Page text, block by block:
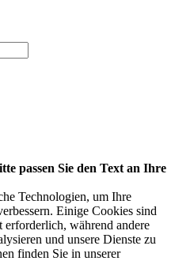
passen Sie den Text an Ihre
Technologien, um Ihre
Einige Cookies sind
während andere
und unsere Dienste zu
finden Sie in unserer